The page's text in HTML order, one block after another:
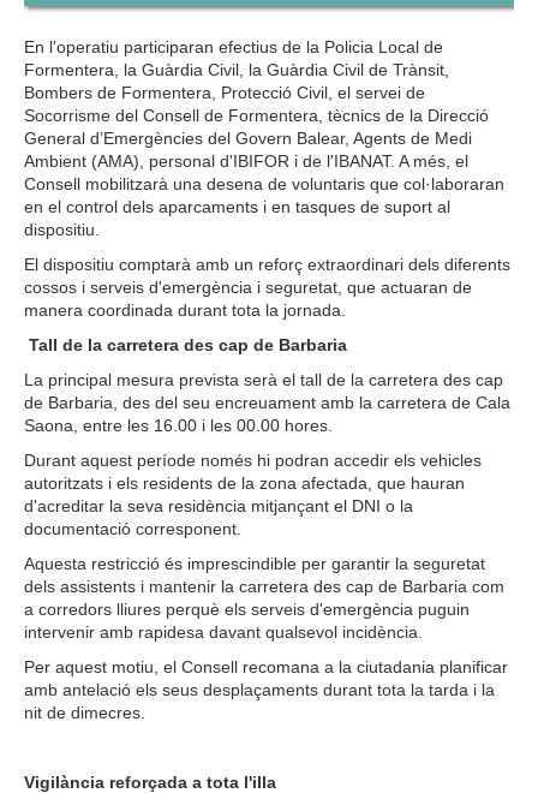
En l'operatiu participaran efectius de la Policia Local de
Formentera, la Guàrdia Civil, la Guàrdia Civil de Trànsit,
Bombers de Formentera, Protecció Civil, el servei de
Socorrisme del Consell de Formentera, tècnics de la Direcció
General d’Emergències del Govern Balear, Agents de Medi
Ambient (AMA), personal d'IBIFOR i de l'IBANAT. A més, el
Consell mobilitzarà una desena de voluntaris que col·laboraran
en el control dels aparcaments i en tasques de suport al
dispositiu.
El dispositiu comptarà amb un reforç extraordinari dels diferents
cossos i serveis d'emergència i seguretat, que actuaran de
manera coordinada durant tota la jornada.
Tall de la carretera des cap de Barbaria
La principal mesura prevista serà el tall de la carretera des cap
de Barbaria, des del seu encreuament amb la carretera de Cala
Saona, entre les 16.00 i les 00.00 hores.
Durant aquest període només hi podran accedir els vehicles
autoritzats i els residents de la zona afectada, que hauran
d'acreditar la seva residència mitjançant el DNI o la
documentació corresponent.
Aquesta restricció és imprescindible per garantir la seguretat
dels assistents i mantenir la carretera des cap de Barbaria com
a corredors lliures perquè els serveis d'emergència puguin
intervenir amb rapidesa davant qualsevol incidència.
Per aquest motiu, el Consell recomana a la ciutadania planificar
amb antelació els seus desplaçaments durant tota la tarda i la
nit de dimecres.
Vigilància reforçada a tota l'illa